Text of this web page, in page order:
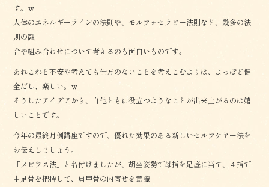
す。ｗ
人体のエネルギーラインの法則や、モルフォセラピー法則など、幾多の法
則の融
合や組み合わせについて考えるのも面白いものです。
あれこれと不安や考えても仕方のないことを考えこむよりは、よっぽど健
全だし、楽しい。ｗ
そうしたアイデアから、自他ともに役立つようなことが出来上がるのは嬉
しいことです。
今年の最終月例講座ですので、優れた効果のある新しいセルフケヤー法を
お伝えしましょう。
「メビウス法」と名付けましたが、胡坐姿勢で母指を足底に当て、４指で
中足骨を把持して、肩甲骨の内寄せを意識